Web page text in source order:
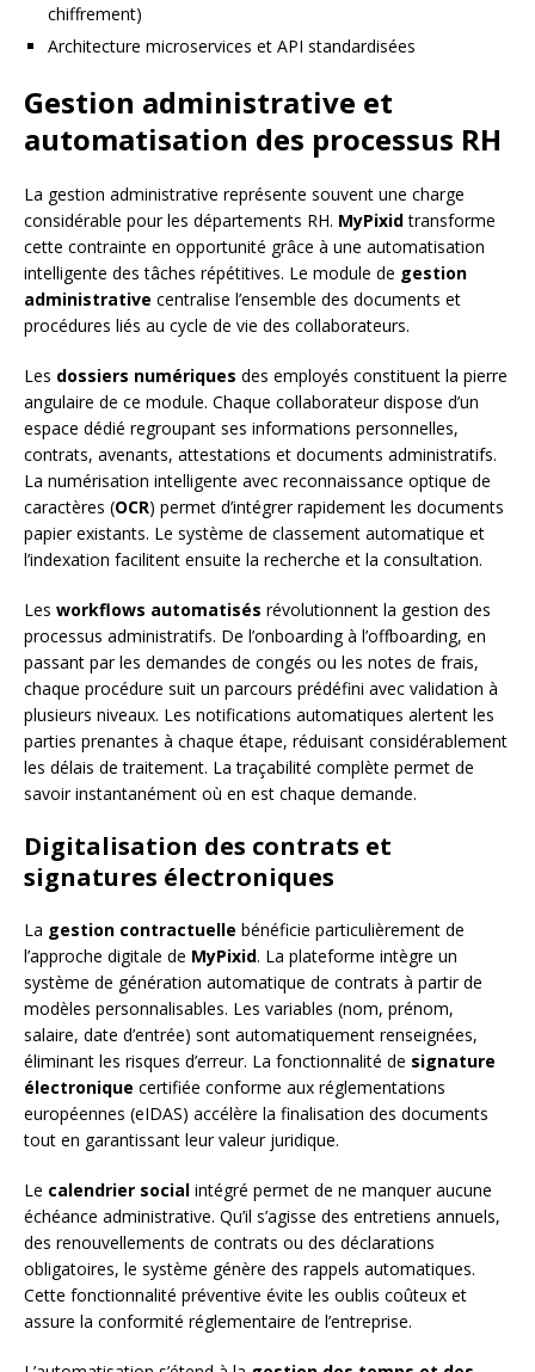
chiffrement)
Architecture microservices et API standardisées
Gestion administrative et
automatisation des processus RH
La gestion administrative représente souvent une charge
considérable pour les départements RH. MyPixidtransforme
cette contrainte en opportunité grâce à une automatisation
intelligente des tâches répétitives. Le module de gestion
administrative centralise l’ensemble des documents et
procédures liés au cycle de vie des collaborateurs.
Les dossiers numériques des employés constituent la pierre
angulaire de ce module. Chaque collaborateur dispose d’un
espace dédié regroupant ses informations personnelles,
contrats, avenants, attestations et documents administratifs.
La numérisation intelligente avec reconnaissance optique de
caractères (OCR) permet d’intégrer rapidement les documents
papier existants. Le système de classement automatique et
l’indexation facilitent ensuite la recherche et la consultation.
Les workflows automatisés révolutionnent la gestion des
processus administratifs. De l’onboarding à l’offboarding, en
passant par les demandes de congés ou les notes de frais,
chaque procédure suit un parcours prédéfini avec validation à
plusieurs niveaux. Les notifications automatiques alertent les
parties prenantes à chaque étape, réduisant considérablement
les délais de traitement. La traçabilité complète permet de
savoir instantanément où en est chaque demande.
Digitalisation des contrats et
signatures électroniques
La gestion contractuelle bénéficie particulièrement de
l’approche digitale de MyPixid. La plateforme intègre un
système de génération automatique de contrats à partir de
modèles personnalisables. Les variables (nom, prénom,
salaire, date d’entrée) sont automatiquement renseignées,
éliminant les risques d’erreur. La fonctionnalité de signature
électronique certifiée conforme aux réglementations
européennes (eIDAS) accélère la finalisation des documents
tout en garantissant leur valeur juridique.
Le calendrier social intégré permet de ne manquer aucune
échéance administrative. Qu’il s’agisse des entretiens annuels,
des renouvellements de contrats ou des déclarations
obligatoires, le système génère des rappels automatiques.
Cette fonctionnalité préventive évite les oublis coûteux et
assure la conformité réglementaire de l’entreprise.